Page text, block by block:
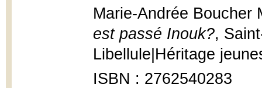
Marie-Andrée
est passé Inouk?,
Libellule|Héritage
ISBN : 2762540283